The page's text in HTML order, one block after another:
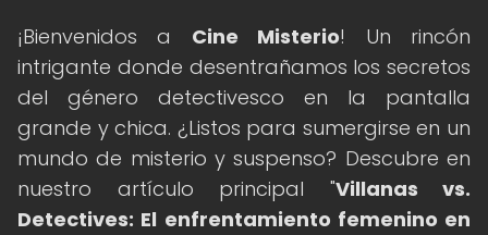
¡Bienvenidos a Cine Misterio! Un rincón
intrigante donde desentrañamos los secretos
del género detectivesco en la pantalla
grande y chica. ¿Listos para sumergirse en un
mundo de misterio y suspenso? Descubre en
nuestro artículo principal "Villanas vs.
Detectives: El enfrentamiento femenino en